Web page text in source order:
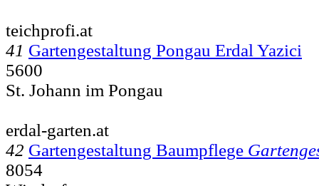
teichprofi.at
41 Gartengestaltung Pongau Erdal Yazici
5600
St. Johann im Pongau
erdal-garten.at
42 Gartengestaltung Baumpflege
8054